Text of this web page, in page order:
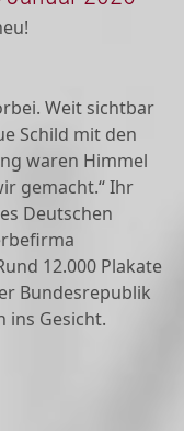
Weit sichtbar
Schild mit den
waren Himmel
gemacht.“ Ihr
Deutschen
12.000 Plakate
Bundesrepublik
ins Gesicht.